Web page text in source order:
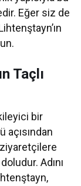
Eğer siz de
Taçlı
bir
Adını